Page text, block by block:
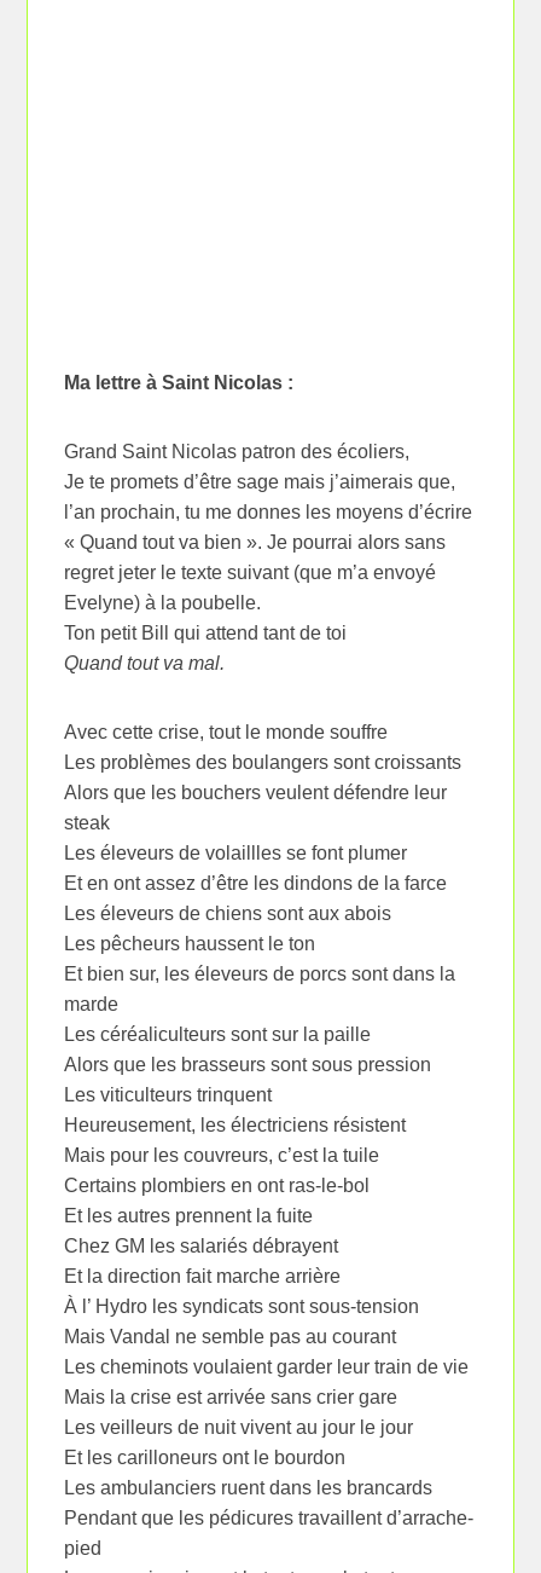
Ma lettre à Saint Nicolas :
Grand Saint Nicolas patron des écoliers,
Je te promets d’être sage mais j’aimerais que,
l’an prochain, tu me donnes les moyens d’écrire
« Quand tout va bien ». Je pourrai alors sans
regret jeter le texte suivant (que m’a envoyé
Evelyne) à la poubelle.
Ton petit Bill qui attend tant de toi
Quand tout va mal.
Avec cette crise, tout le monde souffre
Les problèmes des boulangers sont croissants
Alors que les bouchers veulent défendre leur
steak
Les éleveurs de volaillles se font plumer
Et en ont assez d’être les dindons de la farce
Les éleveurs de chiens sont aux abois
Les pêcheurs haussent le ton
Et bien sur, les éleveurs de porcs sont dans la
marde
Les céréaliculteurs sont sur la paille
Alors que les brasseurs sont sous pression
Les viticulteurs trinquent
Heureusement, les électriciens résistent
Mais pour les couvreurs, c’est la tuile
Certains plombiers en ont ras-le-bol
Et les autres prennent la fuite
Chez GM les salariés débrayent
Et la direction fait marche arrière
À l’ Hydro les syndicats sont sous-tension
Mais Vandal ne semble pas au courant
Les cheminots voulaient garder leur train de vie
Mais la crise est arrivée sans crier gare
Les veilleurs de nuit vivent au jour le jour
Et les carilloneurs ont le bourdon
Les ambulanciers ruent dans les brancards
Pendant que les pédicures travaillent d’arrache-
pied